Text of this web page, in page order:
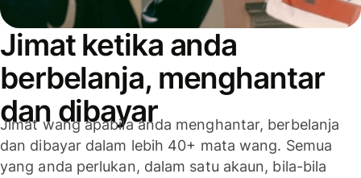
Jimat ketika anda
berbelanja, menghantar
dan dibayar
Jimat wang apabila anda menghantar, berbelanja
dan dibayar dalam lebih 40+ mata wang. Semua
yang anda perlukan, dalam satu akaun, bila-bila